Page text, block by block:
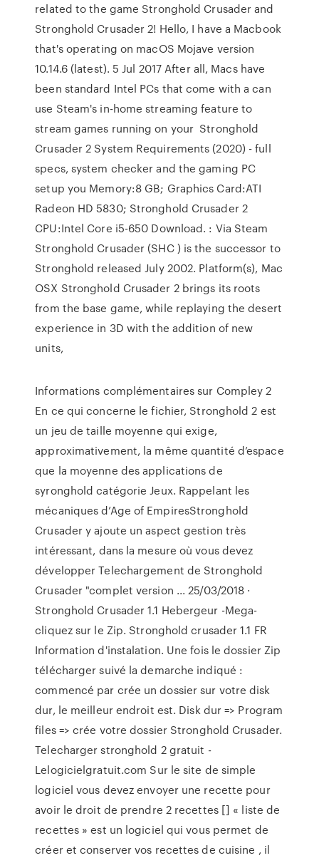
related to the game Stronghold Crusader and
Stronghold Crusader 2! Hello, I have a Macbook
that's operating on macOS Mojave version
10.14.6 (latest). 5 Jul 2017 After all, Macs have
been standard Intel PCs that come with a can
use Steam's in-home streaming feature to
stream games running on your Stronghold
Crusader 2 System Requirements (2020) - full
specs, system checker and the gaming PC
setup you Memory:8 GB; Graphics Card:ATI
Radeon HD 5830; Stronghold Crusader 2
CPU:Intel Core i5-650 Download. : Via Steam
Stronghold Crusader (SHC ) is the successor to
Stronghold released July 2002. Platform(s), Mac
OSX Stronghold Crusader 2 brings its roots
from the base game, while replaying the desert
experience in 3D with the addition of new
units,
Informations complémentaires sur Compley 2
En ce qui concerne le fichier, Stronghold 2 est
un jeu de taille moyenne qui exige,
approximativement, la même quantité d’espace
que la moyenne des applications de
syronghold catégorie Jeux. Rappelant les
mécaniques d’Age of EmpiresStronghold
Crusader y ajoute un aspect gestion très
intéressant, dans la mesure où vous devez
développer Telechargement de Stronghold
Crusader "complet version ... 25/03/2018 ·
Stronghold Crusader 1.1 Hebergeur -Mega-
cliquez sur le Zip. Stronghold crusader 1.1 FR
Information d'instalation. Une fois le dossier Zip
télécharger suivé la demarche indiqué :
commencé par crée un dossier sur votre disk
dur, le meilleur endroit est. Disk dur => Program
files => crée votre dossier Stronghold Crusader.
Telecharger stronghold 2 gratuit -
Lelogicielgratuit.com Sur le site de simple
logiciel vous devez envoyer une recette pour
avoir le droit de prendre 2 recettes [] « liste de
recettes » est un logiciel qui vous permet de
créer et conserver vos recettes de cuisine , il